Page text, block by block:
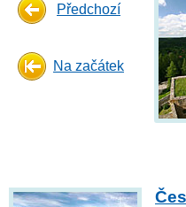
Předchozí
Na začátek